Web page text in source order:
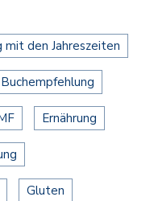
mit den Jahreszeiten
Buchempfehlung
Ernährung
Gluten